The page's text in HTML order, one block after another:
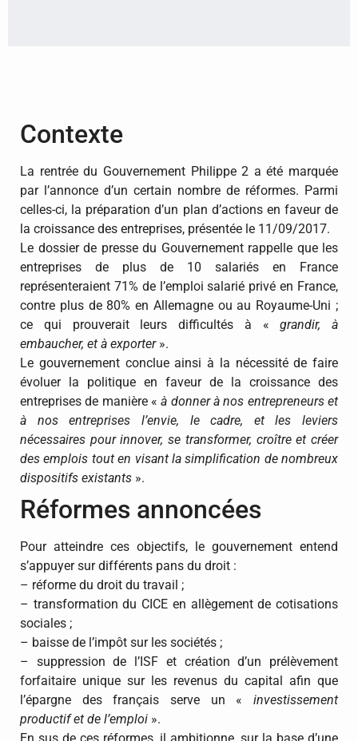
Contexte
La rentrée du Gouvernement Philippe 2 a été marquée
par l’annonce d’un certain nombre de réformes. Parmi
celles-ci, la préparation d’un plan d’actions en faveur de
la croissance des entreprises, présentée le 11/09/2017.
Le dossier de presse du Gouvernement rappelle que les
entreprises de plus de 10 salariés en France
représenteraient 71% de l’emploi salarié privé en France,
contre plus de 80% en Allemagne ou au Royaume-Uni ;
ce qui prouverait leurs difficultés à «grandir, à
embaucher, et à exporter».
Le gouvernement conclue ainsi à la nécessité de faire
évoluer la politique en faveur de la croissance des
entreprises de manière «à donner à nos entrepreneurs et
à nos entreprises l’envie, le cadre, et les leviers
nécessaires pour innover, se transformer, croître et créer
des emplois tout en visant la simplification de nombreux
dispositifs existants ».
Réformes annoncées
Pour atteindre ces objectifs, le gouvernement entend
s’appuyer sur différents pans du droit :
– réforme du droit du travail ;
– transformation du CICE en allègement de cotisations
sociales ;
– baisse de l’impôt sur les sociétés ;
– suppression de l’ISF et création d’un prélèvement
forfaitaire unique sur les revenus du capital afin que
l’épargne des français serve un « investissement
productif et de l’emploi ».